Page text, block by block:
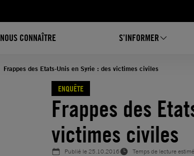
NOUS CONNAÎTRE S’INFORMER
Frappes des Etats-Unis en Syrie : des victimes civiles
ENQUÊTE
Frappes des
victimes civiles
Publié le25.10.2016
Temps de lecture